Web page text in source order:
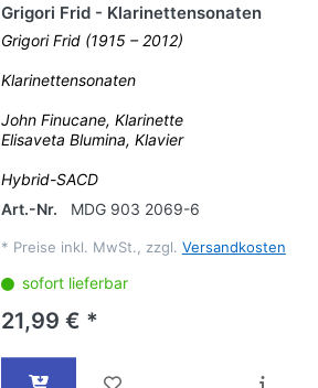
Grigori Frid - Klarinettensonaten
Grigori Frid (1915 – 2012)
Klarinettensonaten
John Finucane, Klarinette
Elisaveta Blumina, Klavier
Hybrid-SACD
Art.-Nr.
MDG 903 2069-6
* Preise inkl. MwSt., zzgl. Versandkosten
sofort lieferbar
21,99 € *